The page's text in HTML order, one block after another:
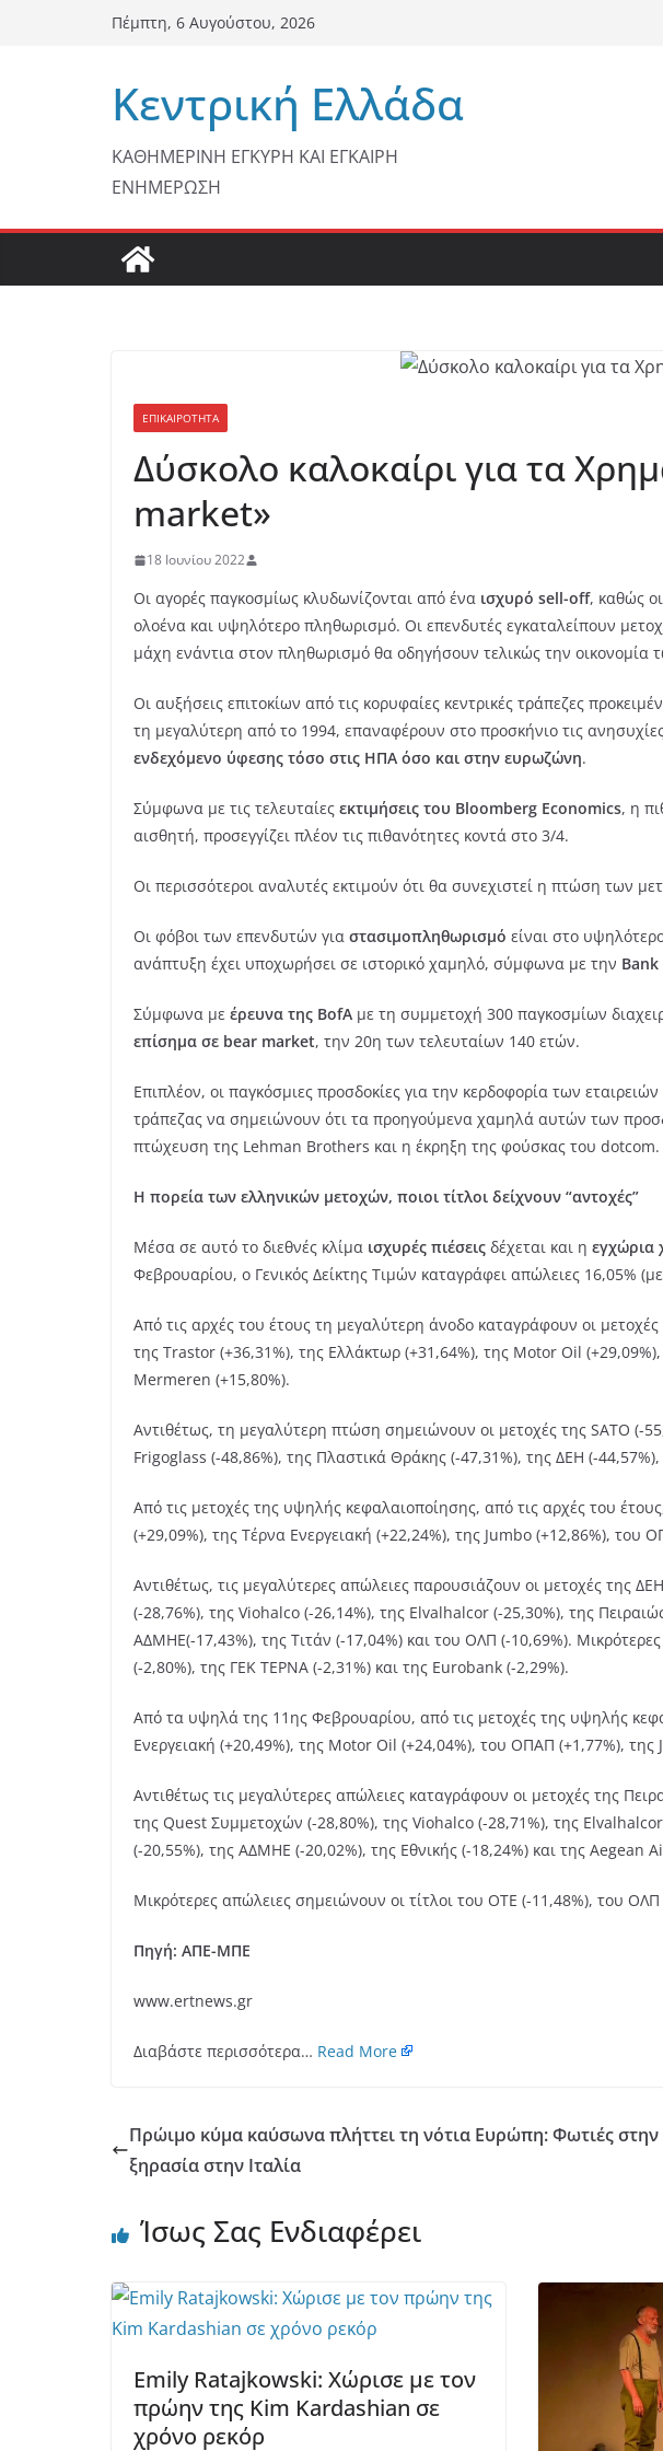
Πέμπτη, 6 Αυγούστου, 2026
Κεντρική Ελλάδα
ΚΑΘΗΜΕΡΙΝΗ ΕΓΚΥΡΗ ΚΑΙ ΕΓΚΑΙΡΗ
ΕΝΗΜΕΡΩΣΗ
ΕΠΙΚΑΙΡΟΤΗΤΑ
Δύσκολο καλοκαίρι για τα
market»
18 Ιουνίου 2022
Οι αγορές παγκοσμίως κλυδωνίζονται από ένα ισχυρό sell-off, καθώς
ολοένα και υψηλότερο πληθωρισμό. Οι επενδυτές εγκαταλείπουν
μάχη ενάντια στον πληθωρισμό θα οδηγήσουν τελικώς την
Οι αυξήσεις επιτοκίων από τις κορυφαίες κεντρικές τράπεζες
τη μεγαλύτερη από το 1994, επαναφέρουν στο προσκήνιο τις
ενδεχόμενο ύφεσης τόσο στις ΗΠΑ όσο και στην ευρωζώνη.
Σύμφωνα με τις τελευταίες εκτιμήσεις του Bloomberg Economics, η
αισθητή, προσεγγίζει πλέον τις πιθανότητες κοντά στο 3/4.
Οι περισσότεροι αναλυτές εκτιμούν ότι θα συνεχιστεί η πτώση των
Οι φόβοι των επενδυτών για στασιμοπληθωρισμό είναι στο
ανάπτυξη έχει υποχωρήσει σε ιστορικό χαμηλό, σύμφωνα με την
Σύμφωνα με έρευνα της BofA με τη συμμετοχή 300 παγκοσμίων
επίσημα σε bear market, την 20η των τελευταίων 140 ετών.
Επιπλέον, οι παγκόσμιες προσδοκίες για την κερδοφορία των
τράπεζας να σημειώνουν ότι τα προηγούμενα χαμηλά αυτών των
πτώχευση της Lehman Brothers και η έκρηξη της φούσκας του dotcom.
Η πορεία των ελληνικών μετοχών, ποιοι τίτλοι δείχνουν “αντοχές”
Μέσα σε αυτό το διεθνές κλίμα ισχυρές πιέσεις δέχεται και η εγχώρια
Φεβρουαρίου, ο Γενικός Δείκτης Τιμών καταγράφει απώλειες 16,05%
Από τις αρχές του έτους τη μεγαλύτερη άνοδο καταγράφουν οι
της Trastor (+36,31%), της Ελλάκτωρ (+31,64%), της Motor Oil
Mermeren (+15,80%).
Αντιθέτως, τη μεγαλύτερη πτώση σημειώνουν οι μετοχές της SATO (-
Frigoglass (-48,86%), της Πλαστικά Θράκης (-47,31%), της ΔΕΗ (-
Από τις μετοχές της υψηλής κεφαλαιοποίησης, από τις αρχές του
(+29,09%), της Τέρνα Ενεργειακή (+22,24%), της Jumbo (+12,86%),
Αντιθέτως, τις μεγαλύτερες απώλειες παρουσιάζουν οι μετοχές της
(-28,76%), της Viohalco (-26,14%), της Elvalhalcor (-25,30%), της
ΑΔΜΗΕ(-17,43%), της Τιτάν (-17,04%) και του ΟΛΠ (-10,69%).
(-2,80%), της ΓΕΚ ΤΕΡΝΑ (-2,31%) και της Eurobank (-2,29%).
Από τα υψηλά της 11ης Φεβρουαρίου, από τις μετοχές της υψηλής
Ενεργειακή (+20,49%), της Motor Oil (+24,04%), του ΟΠΑΠ (+1,77%), της
Αντιθέτως τις μεγαλύτερες απώλειες καταγράφουν οι μετοχές της
της Quest Συμμετοχών (-28,80%), της Viohalco (-28,71%), της
(-20,55%), της ΑΔΜΗΕ (-20,02%), της Εθνικής (-18,24%) και της Aegean
Μικρότερες απώλειες σημειώνουν οι τίτλοι του ΟΤΕ (-11,48%), του
Πηγή: ΑΠΕ-ΜΠΕ
www.ertnews.gr
Διαβάστε περισσότερα… Read More
Πρώιμο κύμα καύσωνα πλήττει τη νότια Ευρώπη: Φωτιές στην
ξηρασία στην Ιταλία
Ίσως Σας Ενδιαφέρει
Emily Ratajkowski: Χώρισε με τον
πρώην της Kim Kardashian σε
χρόνο ρεκόρ